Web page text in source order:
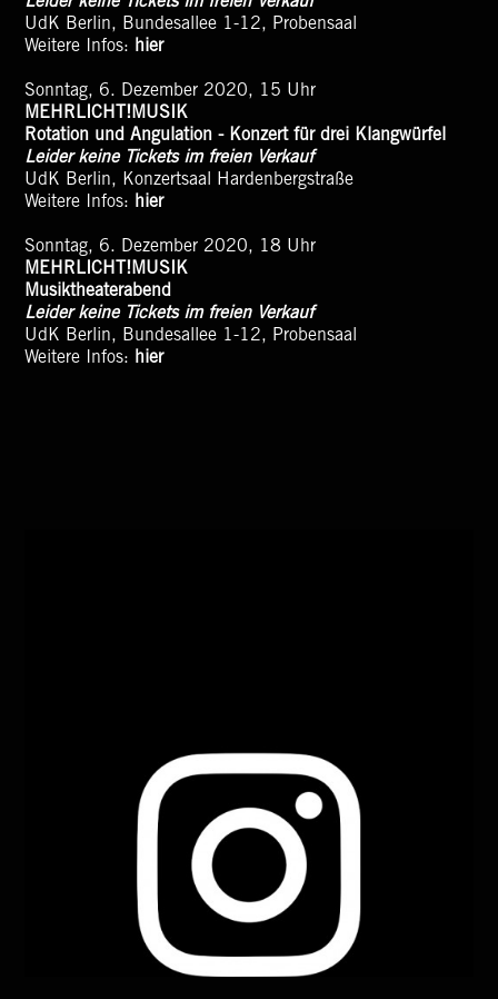
UdK Berlin, Bundesallee 1-12, Probensaal
Weitere Infos: hier
Sonntag, 6. Dezember 2020, 15 Uhr
MEHRLICHT!MUSIK
Rotation und Angulation - Konzert für drei Klangwürfel
Leider keine Tickets im freien Verkauf
UdK Berlin, Konzertsaal Hardenbergstraße
Weitere Infos: hier
Sonntag, 6. Dezember 2020, 18 Uhr
MEHRLICHT!MUSIK
Musiktheaterabend
Leider keine Tickets im freien Verkauf
UdK Berlin, Bundesallee 1-12, Probensaal
Weitere Infos: hier